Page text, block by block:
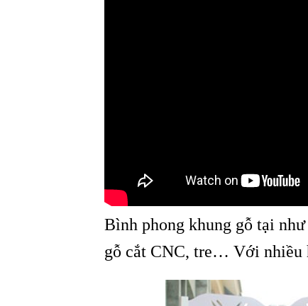
Bình phong khung gỗ tại
gỗ cắt CNC, tre… Với nhiều